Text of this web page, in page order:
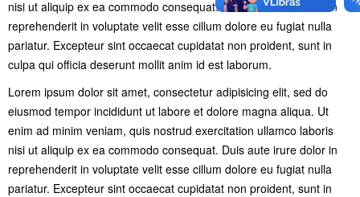
nisi ut aliquip ex ea commodo consequat. Duis aute irure dolor in
reprehenderit in voluptate velit esse cillum dolore eu fugiat nulla
pariatur. Excepteur sint occaecat cupidatat non proident, sunt in
culpa qui officia deserunt mollit anim id est laborum.
Lorem ipsum dolor sit amet, consectetur adipisicing elit, sed do
eiusmod tempor incididunt ut labore et dolore magna aliqua. Ut
enim ad minim veniam, quis nostrud exercitation ullamco laboris
nisi ut aliquip ex ea commodo consequat. Duis aute irure dolor in
reprehenderit in voluptate velit esse cillum dolore eu fugiat nulla
pariatur. Excepteur sint occaecat cupidatat non proident, sunt in